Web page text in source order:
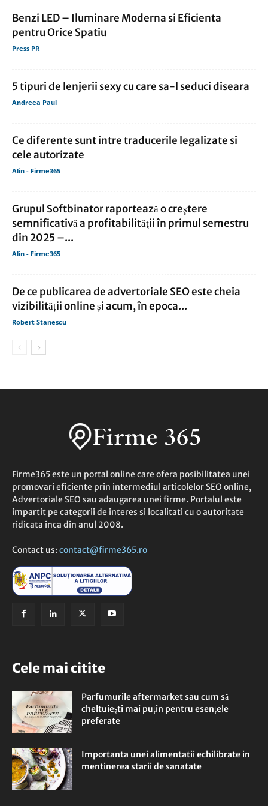
Benzi LED – Iluminare Moderna si Eficienta
pentru Orice Spatiu
Press PR
5 tipuri de lenjerii sexy cu care sa-l seduci diseara
Andreea Paul
Ce diferente sunt intre traducerile legalizate si
cele autorizate
Alin - Firme365
Grupul Softbinator raportează o creştere
semnificativă a profitabilităţii în primul semestru
din 2025 –...
Alin - Firme365
De ce publicarea de advertoriale SEO este cheia
vizibilității online și acum, în epoca...
Robert Stanescu
Firme365 este un portal online care ofera posibilitatea unei
promovari eficiente prin intermediul articolelor SEO online,
Advertoriale SEO sau adaugarea unei firme. Portalul este
impartit pe categorii de interes si localitati cu o autoritate
ridicata inca din anul 2008.
Contact us: contact@firme365.ro
Cele mai citite
Parfumurile aftermarket sau cum să
cheltuiești mai puțin pentru esențele
preferate
Importanta unei alimentatii echilibrate in
mentinerea starii de sanatate